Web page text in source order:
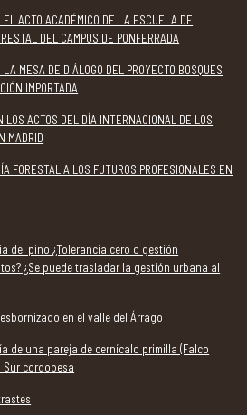
ACTO ACADÉMICO DE LA ESCUELA DE
DEL CAMPUS DE PONFERRADA
MESA DE DIÁLOGO DEL PROYECTO BOSQUES
IMPORTADA
LOS ACTOS DEL DÍA INTERNACIONAL DE LOS
MADRID
FORESTAL A LOS FUTUROS PROFESIONALES EN
del pino ¿Tolerancia cero o gestión
¿Se puede trasladar la gestión urbana al
en el valle del Árrago
de una pareja de cernícalo primilla (Falco
Sur cordobesa